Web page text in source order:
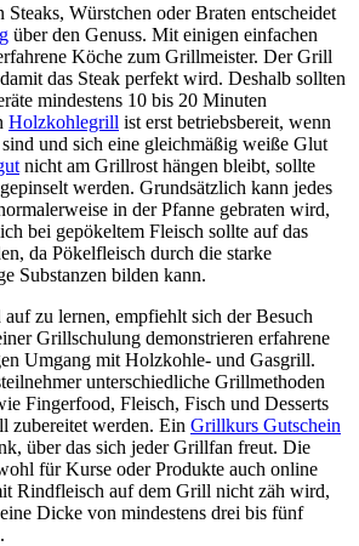
Würstchen oder Braten entscheidet
über den Genuss. Mit einigen einfachen
Köche zum Grillmeister. Der Grill
das Steak perfekt wird. Deshalb sollten
mindestens 10 bis 20 Minuten
Holzkohlegrill ist erst betriebsbereit, wenn
und sich eine gleichmäßig weiße Glut
nicht am Grillrost hängen bleibt, sollte
werden. Grundsätzlich kann jedes
in der Pfanne gebraten wird,
bei gepökeltem Fleisch sollte auf das
da Pökelfleisch durch die starke
Substanzen bilden kann.
zu lernen, empfiehlt sich der Besuch
Grillschulung demonstrieren erfahrene
Umgang mit Holzkohle- und Gasgrill.
unterschiedliche Grillmethoden
Fingerfood, Fleisch, Fisch und Desserts
zubereitet werden. Ein Grillkurs Gutschein
über das sich jeder Grillfan freut. Die
für Kurse oder Produkte auch online
Rindfleisch auf dem Grill nicht zäh wird,
Dicke von mindestens drei bis fünf